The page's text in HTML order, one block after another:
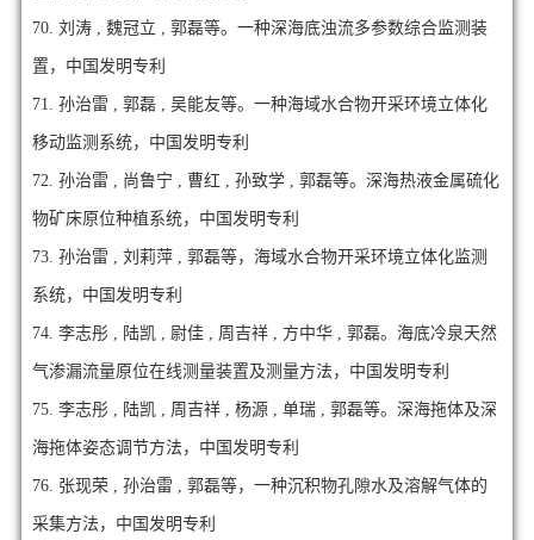
70. 刘涛 , 魏冠立 , 郭磊等。一种深海底浊流多参数综合监测装
置，中国发明专利
71. 孙治雷 , 郭磊 , 吴能友等。一种海域水合物开采环境立体化
移动监测系统，中国发明专利
72. 孙治雷 , 尚鲁宁 , 曹红 , 孙致学 , 郭磊等。深海热液金属硫化
物矿床原位种植系统，中国发明专利
73. 孙治雷 , 刘莉萍 , 郭磊等，海域水合物开采环境立体化监测
系统，中国发明专利
74. 李志彤 , 陆凯 , 尉佳 , 周吉祥 , 方中华 , 郭磊。海底冷泉天然
气渗漏流量原位在线测量装置及测量方法，中国发明专利
75. 李志彤 , 陆凯 , 周吉祥 , 杨源 , 单瑞 , 郭磊等。深海拖体及深
海拖体姿态调节方法，中国发明专利
76. 张现荣 , 孙治雷 , 郭磊等，一种沉积物孔隙水及溶解气体的
采集方法，中国发明专利